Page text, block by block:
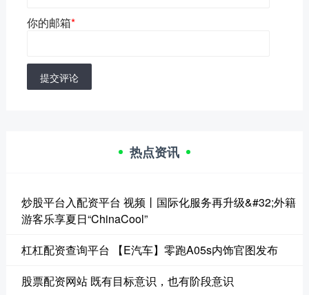
你的邮箱*
提交评论
热点资讯
炒股平台入配资平台 视频丨国际化服务再升级&#32;外籍
游客乐享夏日“ChinaCool”
杠杠配资查询平台 【E汽车】零跑A05s内饰官图发布
股票配资网站 既有目标意识，也有阶段意识